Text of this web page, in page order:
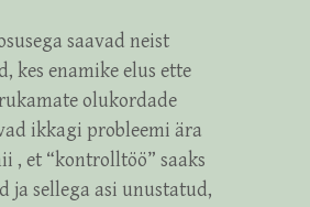
saavad neist
kes enamike elus ette
olukordade
ikkagi probleemi ära
, et “kontrolltöö” saaks
ja sellega asi unustatud,